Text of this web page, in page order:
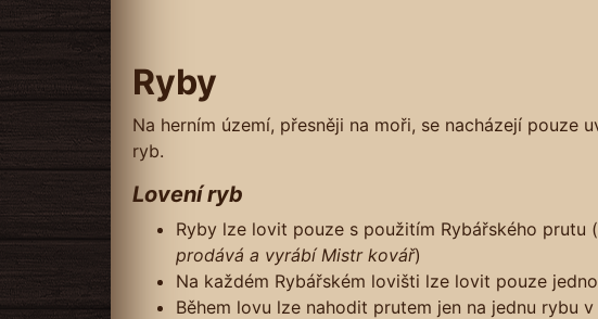
Ryby
Na herním území, přesněji na moři, se nacházejí pouze
ryb.
Lovení ryb
Ryby lze lovit pouze s použitím Rybářského prutu (
prodává a vyrábí Mistr kovář)
Na každém Rybářském lovišti lze lovit pouze
Během lovu lze nahodit prutem jen na jednu rybu